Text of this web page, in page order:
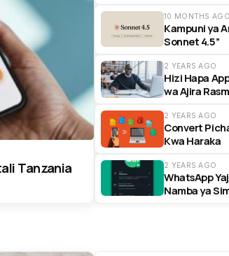
Tanzania
10 MONTHS AGO
Kampuni ya
Sonnet 4.5”
2 YEARS AGO
Hizi Hapa
wa Ajira
2 YEARS AGO
Convert
Kwa Haraka
2 YEARS AGO
WhatsApp
Namba ya